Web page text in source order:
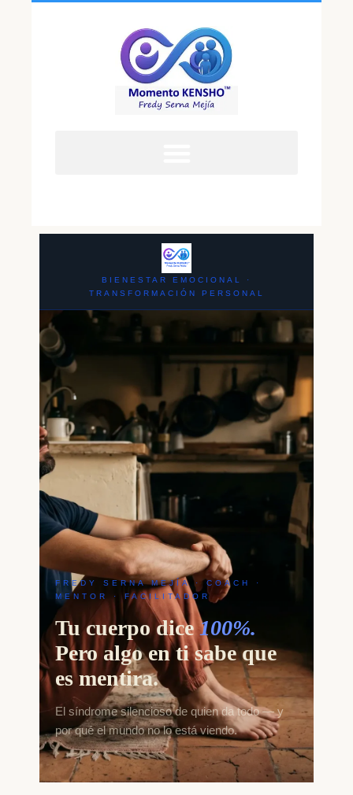
BIENESTAR EMOCIONAL ·
TRANSFORMACIÓN PERSONAL
FREDY SERNA MEJÍA · COACH ·
MENTOR · FACILITADOR
Tu cuerpo dice100%.
Pero algo en ti sabe que
es mentira.
El síndrome silencioso de quien da todo — y
por qué el mundo no lo está viendo.